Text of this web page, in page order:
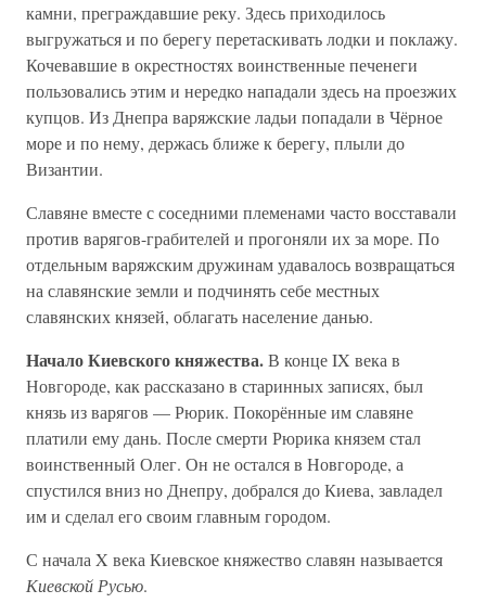
камни, преграждавшие реку. Здесь приходилось
выгружаться и по берегу перетаскивать лодки и поклажу.
Кочевавшие в окрестностях воинственные печенеги
пользовались этим и нередко нападали здесь на проезжих
купцов. Из Днепра варяжские ладьи попадали в Чёрное
море и по нему, держась ближе к берегу, плыли до
Византии.
Славяне вместе с соседними племенами часто восставали
против варягов-грабителей и прогоняли их за море. По
отдельным варяжским дружинам удавалось возвращаться
на славянские земли и подчинять себе местных
славянских князей, облагать население данью.
Начало Киевского княжества.В конце IX века в
Новгороде, как рассказано в старинных записях, был
князь из варягов — Рюрик. Покорённые им славяне
платили ему дань. После смерти Рюрика князем стал
воинственный Олег. Он не остался в Новгороде, а
спустился вниз но Днепру, добрался до Киева, завладел
им и сделал его своим главным городом.
С начала X века Киевское княжество славян называется
Киевской Русью.